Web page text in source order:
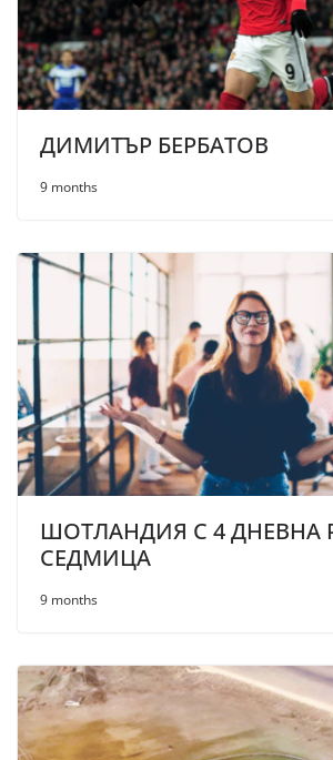
ДИМИТЪР БЕРБАТОВ
9 months
ШОТЛАНДИЯ С 4 ДНЕВНА
СЕДМИЦА
9 months